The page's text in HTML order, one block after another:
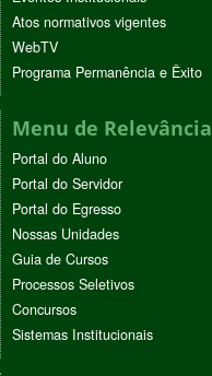
Atos normativos vigentes
WebTV
Programa Permanência e Êxito
Menu de Relevância
Portal do Aluno
Portal do Servidor
Portal do Egresso
Nossas Unidades
Guia de Cursos
Processos Seletivos
Concursos
Sistemas Institucionais